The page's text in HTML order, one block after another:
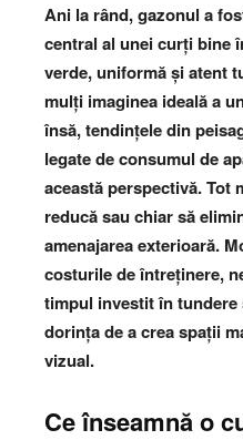
Ani la rând, gazonul a
central al unei curți bine
verde, uniformă și atent
mulți imaginea ideală a
însă, tendințele din
legate de consumul de
această perspectivă. Tot
reducă sau chiar să
amenajarea exterioară.
costurile de întreținere,
timpul investit în
dorința de a crea spații
vizual.
Ce înseamnă o